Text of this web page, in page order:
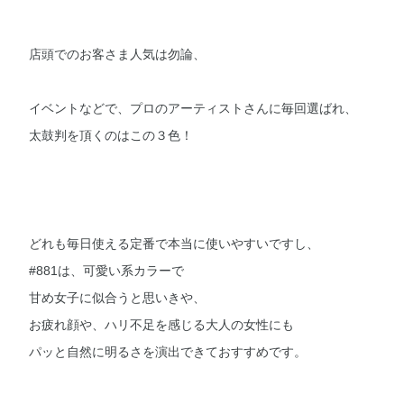
店頭でのお客さま人気は勿論、
イベントなどで、プロのアーティストさんに毎回選ばれ、
太鼓判を頂くのはこの３色！
どれも毎日使える定番で本当に使いやすいですし、
#881は、可愛い系カラーで
甘め女子に似合うと思いきや、
お疲れ顔や、ハリ不足を感じる大人の女性にも
パッと自然に明るさを演出できておすすめです。